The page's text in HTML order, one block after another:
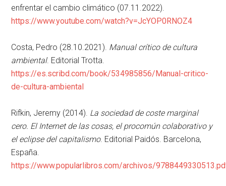
enfrentar el cambio climático (07.11.2022).
https://www.youtube.com/watch?v=JcYOP0RNOZ4
Costa, Pedro (28.10.2021). Manual crítico de cultura
ambiental. Editorial Trotta.
https://es.scribd.com/book/534985856/Manual-critico-
de-cultura-ambiental
Rifkin, Jeremy (2014). La sociedad de coste marginal
cero. El Internet de las cosas, el procomún colaborativo y
el eclipse del capitalismo. Editorial Paidós. Barcelona,
España.
https://www.popularlibros.com/archivos/